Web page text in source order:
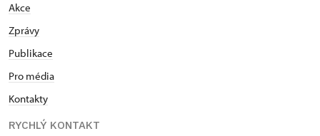
Akce
Zprávy
Publikace
Pro média
Kontakty
RYCHLÝ KONTAKT